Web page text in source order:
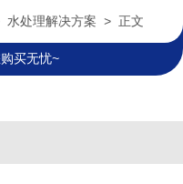
水处理解决方案 > 正文
买无忧~